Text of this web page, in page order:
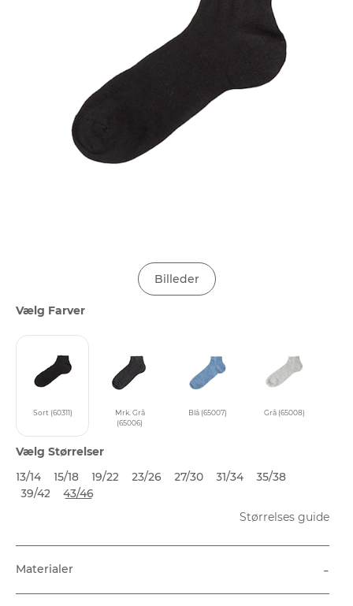
Billeder
Vælg Farver
Sort (60311)
Mrk. Grå
(65006)
Blå (65007) Grå (65008)
Vælg Størrelser
13/14
15/18 19/22 23/26 27/30 31/34
35/38
39/42
43/46
Størrelses guide
Materialer -